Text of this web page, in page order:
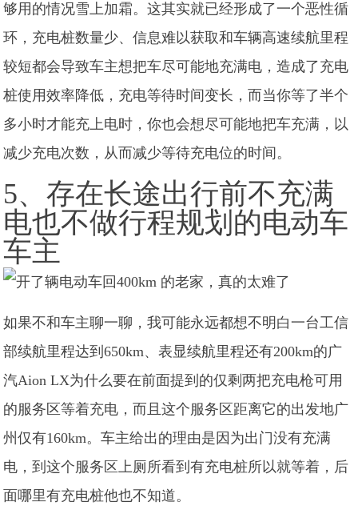
够用的情况雪上加霜。这其实就已经形成了一个恶性循
环，充电桩数量少、信息难以获取和车辆高速续航里程
较短都会导致车主想把车尽可能地充满电，造成了充电
桩使用效率降低，充电等待时间变长，而当你等了半个
多小时才能充上电时，你也会想尽可能地把车充满，以
减少充电次数，从而减少等待充电位的时间。
5、存在长途出行前不充满
电也不做行程规划的电动车
车主
如果不和车主聊一聊，我可能永远都想不明白一台工信
部续航里程达到650km、表显续航里程还有200km的广
汽Aion LX为什么要在前面提到的仅剩两把充电枪可用
的服务区等着充电，而且这个服务区距离它的出发地广
州仅有160km。车主给出的理由是因为出门没有充满
电，到这个服务区上厕所看到有充电桩所以就等着，后
面哪里有充电桩他也不知道。